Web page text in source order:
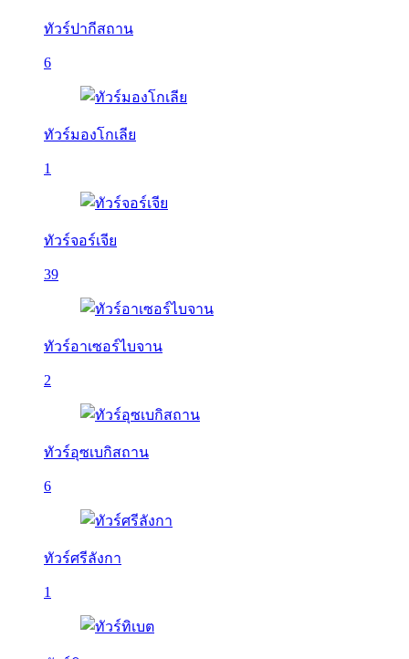
ทัวร์ปากีสถาน
6
ทัวร์มองโกเลีย
1
ทัวร์จอร์เจีย
39
ทัวร์อาเซอร์ไบจาน
2
ทัวร์อุซเบกิสถาน
6
ทัวร์ศรีลังกา
1